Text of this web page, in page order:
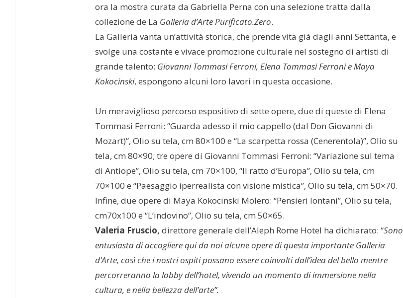
ora la mostra curata da Gabriella Perna con una selezione tratta dalla
collezione de La Galleria d’Arte Purificato.Zero.
La Galleria vanta un’attività storica, che prende vita già dagli anni Settanta, e
svolge una costante e vivace promozione culturale nel sostegno di artisti di
grande talento: Giovanni Tommasi Ferroni, Elena Tommasi Ferroni e Maya
Kokocinski, espongono alcuni loro lavori in questa occasione.
Un meraviglioso percorso espositivo di sette opere, due di queste di Elena
Tommasi Ferroni: “Guarda adesso il mio cappello (dal Don Giovanni di
Mozart)”, Olio su tela, cm 80×100 e “La scarpetta rossa (Cenerentola)”, Olio su
tela, cm 80×90; tre opere di Giovanni Tommasi Ferroni: “Variazione sul tema
di Antiope”, Olio su tela, cm 70×100, “Il ratto d’Europa”, Olio su tela, cm
70×100 e “Paesaggio iperrealista con visione mistica”, Olio su tela, cm 50×70.
Infine, due opere di Maya Kokocinski Molero: “Pensieri lontani”, Olio su tela,
cm70x100 e “L’indovino”, Olio su tela, cm 50×65.
Valeria Fruscio, direttore generale dell’Aleph Rome Hotel ha dichiarato: “Sono
entusiasta di accogliere qui da noi alcune opere di questa importante Galleria
d’Arte, così che i nostri ospiti possano essere coinvolti dall’idea del bello mentre
percorreranno la lobby dell’hotel, vivendo un momento di immersione nella
cultura, e nella bellezza dell’arte”.